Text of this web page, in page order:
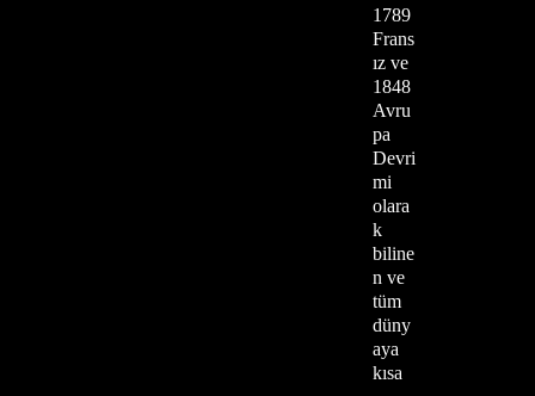
1789
Frans
ız ve
1848
Avru
pa
Devri
mi
olara
k
biline
n ve
tüm
düny
aya
kısa